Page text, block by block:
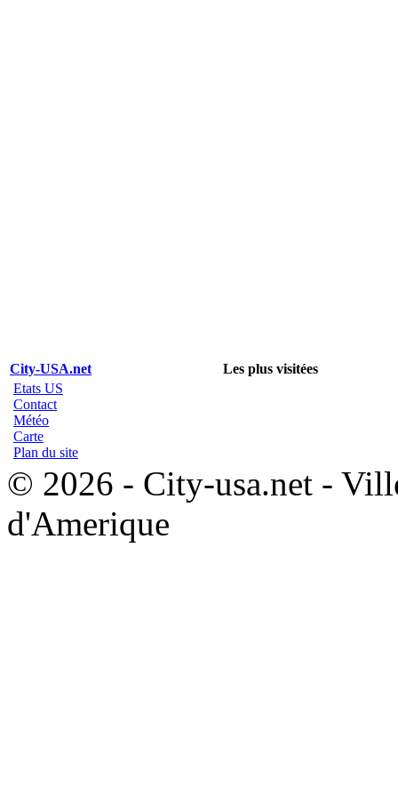
City-USA.net
Les plus visitées
Etats US
Contact
Météo
Carte
Plan du site
© 2026 - City-usa.net -
d'Amerique